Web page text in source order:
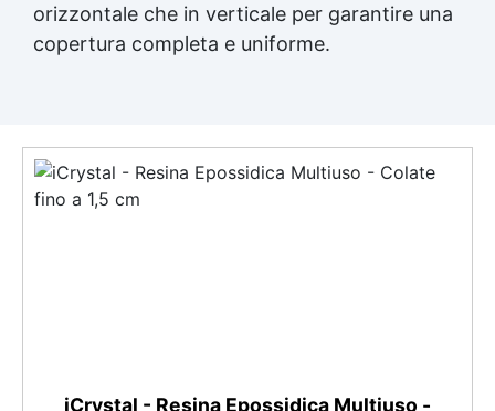
orizzontale che in verticale per garantire una
copertura completa e uniforme.
iCrystal - Resina Epossidica Multiuso -